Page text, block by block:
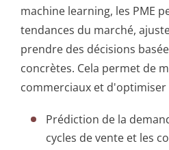
machine learning, les PME
tendances du marché,
prendre des décisions
concrètes. Cela permet de
commerciaux et d'optimiser
Prédiction de la
cycles de vente et les